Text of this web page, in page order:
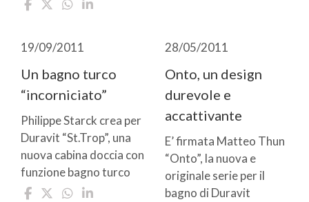
19/09/2011
Un bagno turco
“incorniciato”
Philippe Starck crea per
Duravit “St.Trop”, una
nuova cabina doccia con
funzione bagno turco
28/05/2011
Onto, un design
durevole e
accattivante
E’ firmata Matteo Thun
“Onto”, la nuova e
originale serie per il
bagno di Duravit